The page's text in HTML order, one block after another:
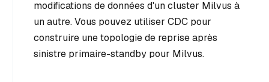
modifications de données d'un cluster Milvus à
un autre. Vous pouvez utiliser CDC pour
construire une topologie de reprise après
sinistre primaire-standby pour Milvus.